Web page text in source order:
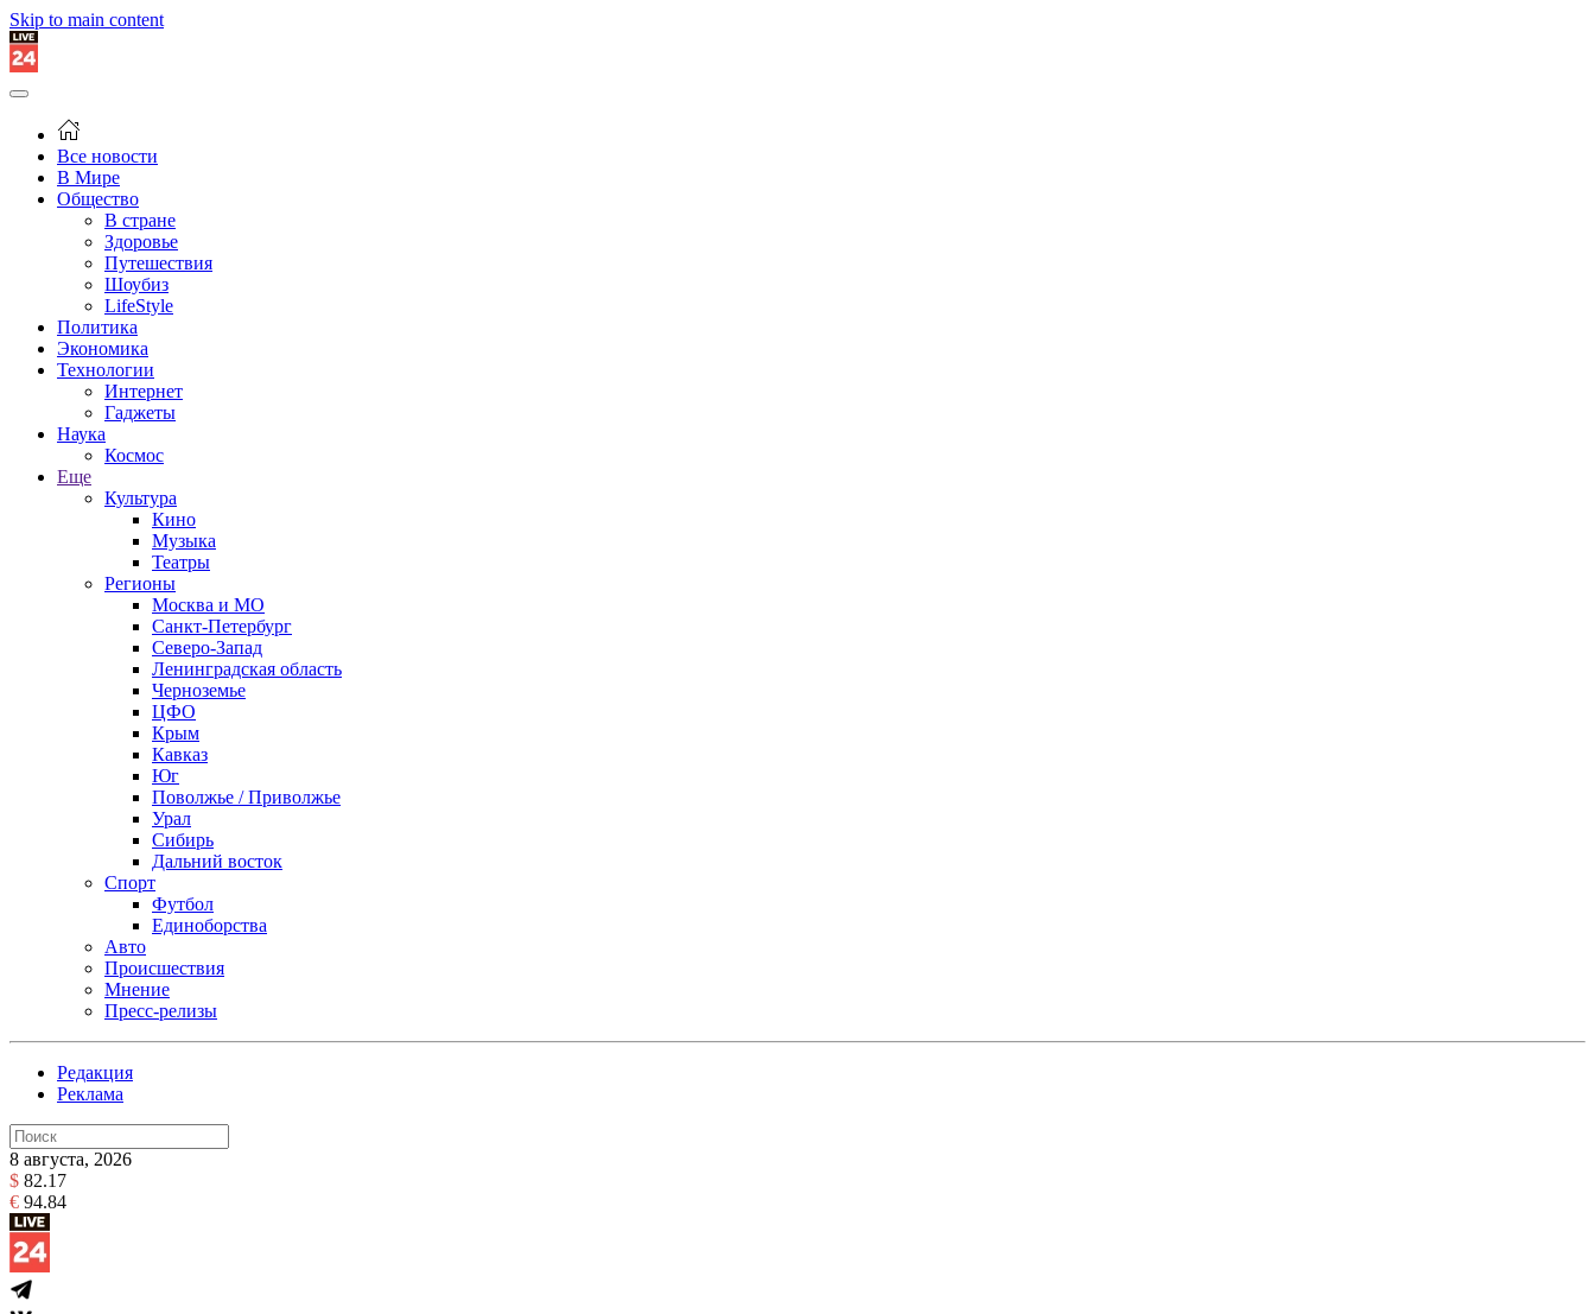
Skip to main content
Все новости
В Мире
Общество
В стране
Здоровье
Путешествия
Шоубиз
LifeStyle
Политика
Экономика
Технологии
Интернет
Гаджеты
Наука
Космос
Еще
Культура
Кино
Музыка
Театры
Регионы
Москва и МО
Санкт-Петербург
Северо-Запад
Ленинградская область
Черноземье
ЦФО
Крым
Кавказ
Юг
Поволжье / Приволжье
Урал
Сибирь
Дальний восток
Спорт
Футбол
Единоборства
Авто
Происшествия
Мнение
Пресс-релизы
Редакция
Реклама
8 августа, 2026
$ 82.17
€ 94.84